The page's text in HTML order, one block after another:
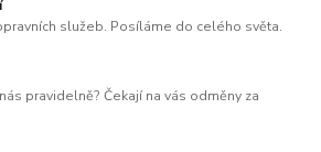
služeb. Posíláme do celého světa.
pravidelně? Čekají na vás odměny za